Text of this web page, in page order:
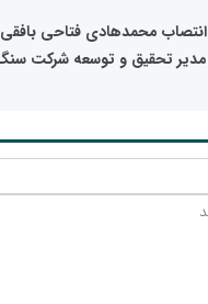
انتصاب محمدهادی فتاحی بافقی
مدیر تحقیق و توسعه شرکت